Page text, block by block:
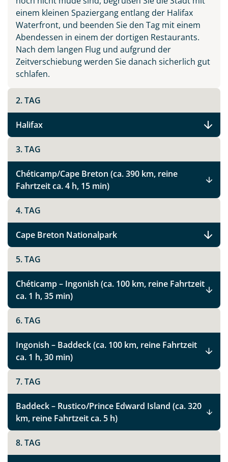
einem kleinen Spaziergang entlang der Halifax
Waterfront, und beenden Sie den Tag mit einem
Abendessen in einem der dortigen Restaurants.
Nach dem langen Flug und aufgrund der
Zeitverschiebung werden Sie danach sicherlich gut
schlafen.
2. TAG
Halifax
3. TAG
Chéticamp/Cape Breton (ca. 390 km, reine
Fahrtzeit ca. 4 h, 15 min)
4. TAG
Cape Breton Nationalpark
5. TAG
Chéticamp – Ingonish (ca. 100 km, reine Fahrtzeit
ca. 1 h, 35 min)
6. TAG
Ingonish – Baddeck (ca. 100 km, reine Fahrtzeit
ca. 1 h, 30 min)
7. TAG
Baddeck – Rustico/Prince Edward Island (ca. 320
km, reine Fahrtzeit ca. 5 h)
8. TAG